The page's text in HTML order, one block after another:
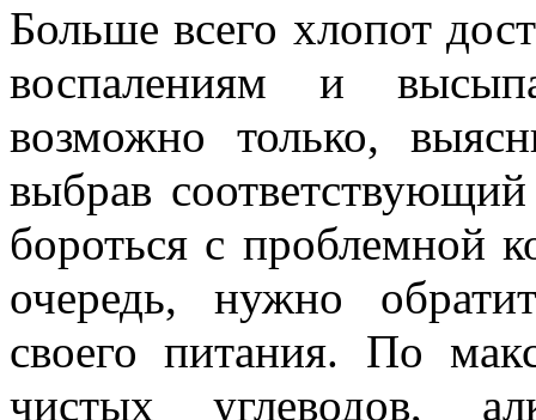
Больше всего хлопот
воспалениям и
возможно только,
выбрав
бороться с проблемной
очередь, нужно
своего питания. По
чистых углеводов,